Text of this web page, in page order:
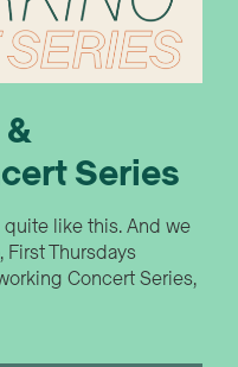
Series
like this. And we
First Thursdays
Concert Series,